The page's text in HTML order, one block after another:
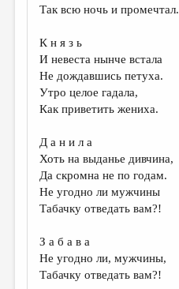
Так всю ночь и промечтал.
К н я з ь
И невеста нынче встала
Не дождавшись петуха.
Утро целое гадала,
Как приветить жениха.
Д а н и л а
Хоть на выданье дивчина,
Да скромна не по годам.
Не угодно ли мужчины
Табачку отведать вам?!
З а б а в а
Не угодно ли, мужчины,
Табачку отведать вам?!